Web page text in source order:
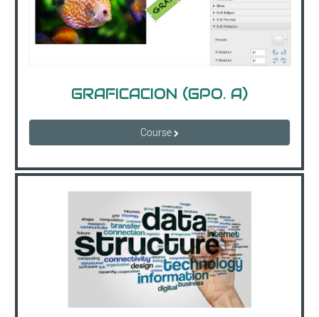
GRAFICACION (GPO. A)
Course